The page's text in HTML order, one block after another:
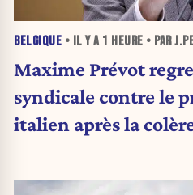
BELGIQUE • IL Y A 1 HEURE • PAR
Maxime Prévot
syndicale contre le
italien après la